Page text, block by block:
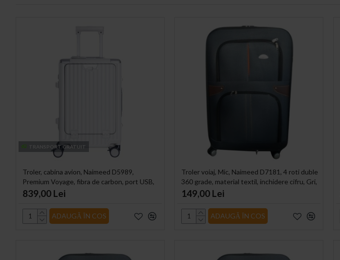
TRANSPORT GRATUIT
Troler, cabina avion, Naimeed D5989,
Premium Voyage, fibra de carbon, port USB,
compartiment pentru laptop, inchidere cifru,
Alb, 49x34x24cm
839,00 Lei
ADAUGĂ ÎN COS
Troler voiaj, Mic, Naimeed D7181, 4 roti duble
360 grade, material textil, inchidere cifru, Gri,
36x22x55cm
149,00 Lei
ADAUGĂ ÎN COS